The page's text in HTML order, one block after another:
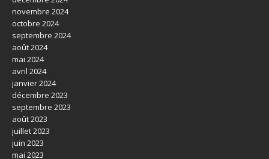
novembre 2024
octobre 2024
septembre 2024
août 2024
mai 2024
avril 2024
janvier 2024
décembre 2023
septembre 2023
août 2023
juillet 2023
juin 2023
mai 2023